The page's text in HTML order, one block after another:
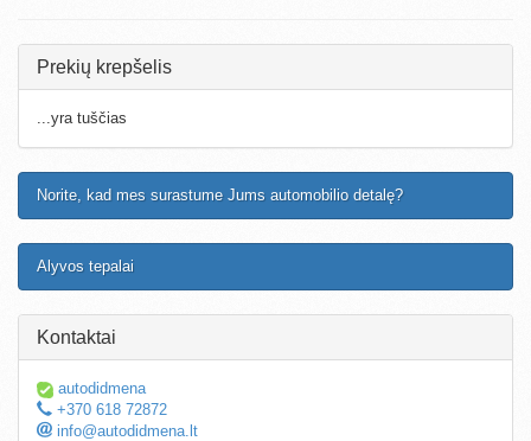
Prekių krepšelis
...yra tuščias
Norite, kad mes surastume Jums automobilio detalę?
Alyvos tepalai
Kontaktai
autodidmena
+370 618 72872
info@autodidmena.lt